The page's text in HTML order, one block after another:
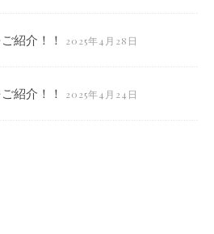
紹介！！ 2025年4月28日
紹介！！ 2025年4月24日